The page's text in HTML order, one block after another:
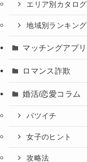
エリア別カタログ
地域別ランキング
マッチングアプリ
ロマンス詐欺
婚活/恋愛コラム
バツイチ
女子のヒント
攻略法